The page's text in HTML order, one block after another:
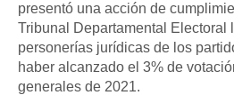
presentó una acción de
Tribunal Departamental Electoral
personerías jurídicas de los
haber alcanzado el 3% de
generales de 2021.